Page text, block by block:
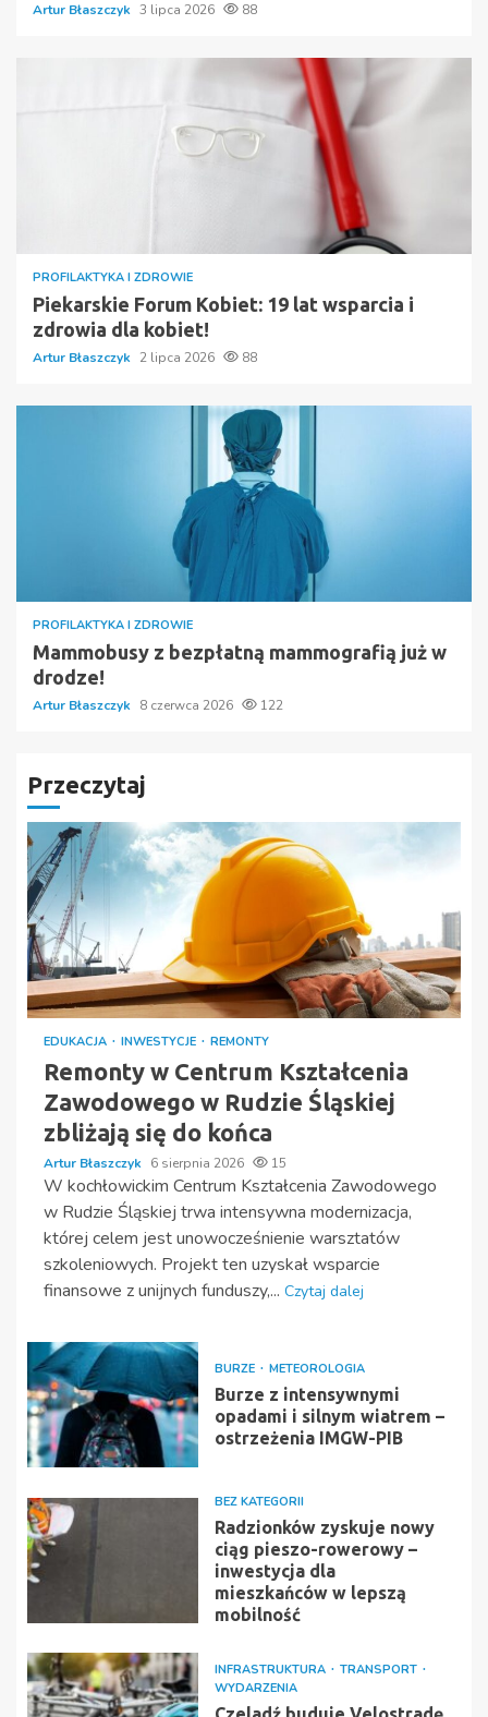
Artur Błaszczyk 3 lipca 2026 88
PROFILAKTYKA I ZDROWIE
Piekarskie Forum Kobiet: 19 lat wsparcia i
zdrowia dla kobiet!
Artur Błaszczyk 2 lipca 2026 88
PROFILAKTYKA I ZDROWIE
Mammobusy z bezpłatną mammografią już w
drodze!
Artur Błaszczyk 8 czerwca 2026 122
Przeczytaj
EDUKACJA INWESTYCJE REMONTY
Remonty w Centrum Kształcenia
Zawodowego w Rudzie Śląskiej
zbliżają się do końca
Artur Błaszczyk 6 sierpnia 2026 15
W kochłowickim Centrum Kształcenia Zawodowego
w Rudzie Śląskiej trwa intensywna modernizacja,
której celem jest unowocześnienie warsztatów
szkoleniowych. Projekt ten uzyskał wsparcie
finansowe z unijnych funduszy,... Czytaj dalej
BURZE METEOROLOGIA
Burze z intensywnymi
opadami i silnym wiatrem –
ostrzeżenia IMGW-PIB
BEZ KATEGORII
Radzionków zyskuje nowy
ciąg pieszo-rowerowy –
inwestycja dla
mieszkańców w lepszą
mobilność
INFRASTRUKTURA
TRANSPORT
WYDARZENIA